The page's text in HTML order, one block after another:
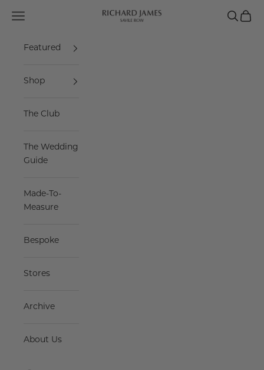
Richard James Savile Row
Navigation menu Search
Cart
Featured
Shop
The Club
The Wedding
Guide
Made-To-
Measure
Bespoke
Stores
Archive
About Us